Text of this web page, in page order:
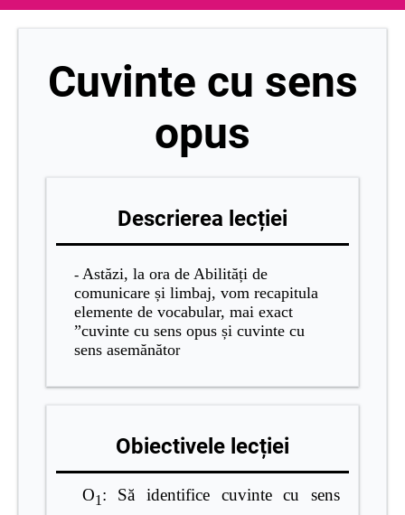
Cuvinte cu sens
opus
Descrierea lecției
- Astăzi, la ora de Abilități de
comunicare și limbaj, vom recapitula
elemente de vocabular, mai exact
”cuvinte cu sens opus și cuvinte cu
sens asemănător
Obiectivele lecției
O1 : Să identifice cuvinte cu sens